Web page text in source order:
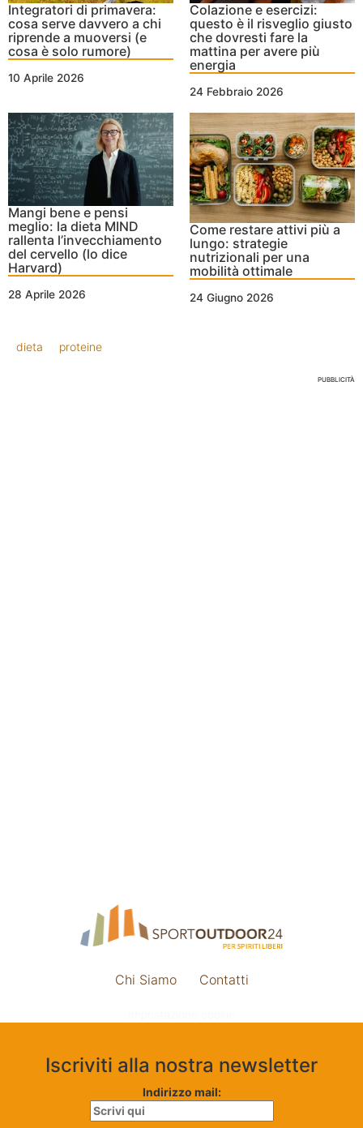
Integratori di primavera:
cosa serve davvero a chi
riprende a muoversi (e
cosa è solo rumore)
10 Aprile 2026
Colazione e esercizi:
questo è il risveglio giusto
che dovresti fare la
mattina per avere più
energia
24 Febbraio 2026
Mangi bene e pensi
meglio: la dieta MIND
rallenta l’invecchiamento
del cervello (lo dice
Harvard)
28 Aprile 2026
Come restare attivi più a
lungo: strategie
nutrizionali per una
mobilità ottimale
24 Giugno 2026
dieta proteine
PUBBLICITÀ
Chi Siamo Contatti
Iscriviti alla nostra newsletter
Indirizzo mail: